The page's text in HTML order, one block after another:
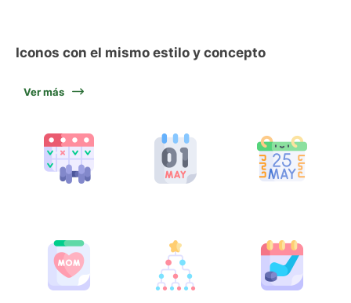
Iconos con el mismo estilo y concepto
Ver más